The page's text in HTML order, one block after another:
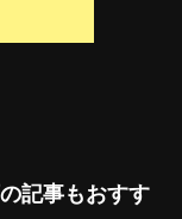
記事もおすす